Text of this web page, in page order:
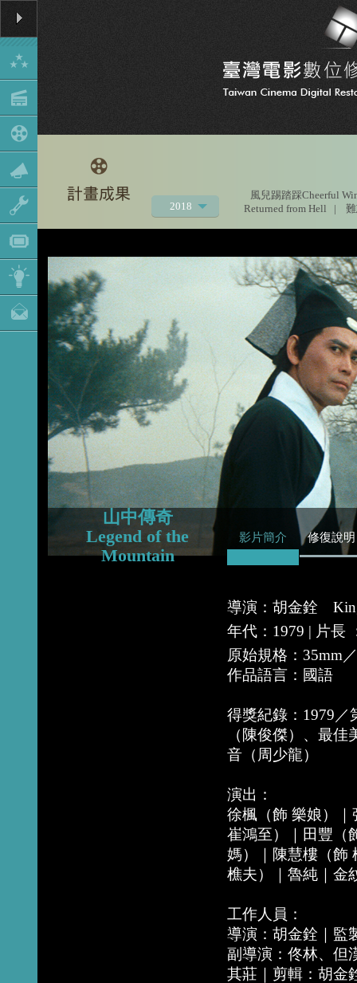
2018
2021
2020
2019
2017
2016
2015
2014
2013
風兒踢踏踩Cheerful
Returned from Hell
|
山中傳奇
Legend of the
Mountain
影片簡介 修復說明
導演：胡金銓
年代：1979 | 片長
原始規格：35mm
作品語言：國語
得獎紀錄：1979／
（陳俊傑）、最
音（周少龍）
演出：
徐楓（飾 樂娘）
崔鴻至）｜田豐（
媽）｜陳慧樓（飾
樵夫）｜魯純｜金
工作人員：
導演：胡金銓｜監
副導演：佟林、但
其莊｜剪輯：胡金